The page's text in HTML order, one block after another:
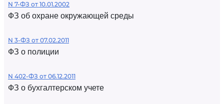
N 7-ФЗ от 10.01.2002
ФЗ об охране окружающей среды
N 3-ФЗ от 07.02.2011
ФЗ о полиции
N 402-ФЗ от 06.12.2011
ФЗ о бухгалтерском учете